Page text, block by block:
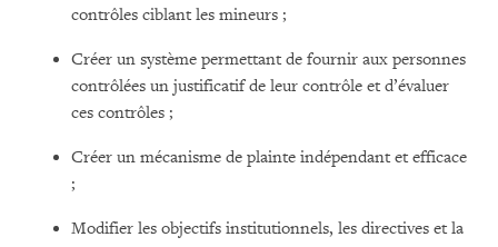
contrôles ciblant les mineurs ;
Créer un système permettant de fournir aux personnes
contrôlées un justificatif de leur contrôle et d’évaluer
ces contrôles ;
Créer un mécanisme de plainte indépendant et efficace
;
Modifier les objectifs institutionnels, les directives et la